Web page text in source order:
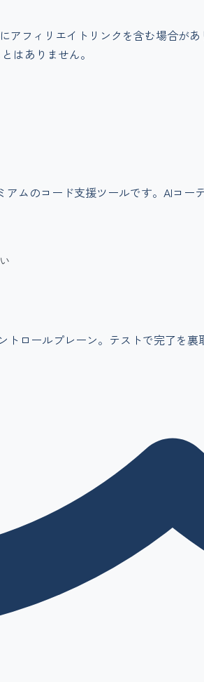
アフィリエイトリンクを含む場合が
はありません。
ムのコード支援ツールです。AIコ
ロールプレーン。テストで完了を裏